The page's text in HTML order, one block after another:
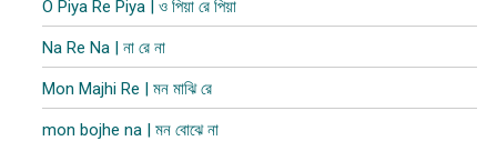
O Piya Re Piya | ও পিয়া রে পিয়া
Na Re Na | না রে না
Mon Majhi Re | মন মাঝি রে
mon bojhe na | মন বোঝে না